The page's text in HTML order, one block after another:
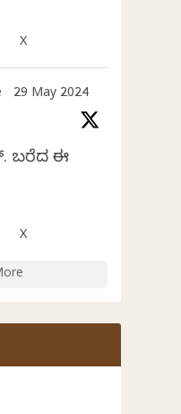
X
29 May 2024
ಬರೆದ ಈ
X